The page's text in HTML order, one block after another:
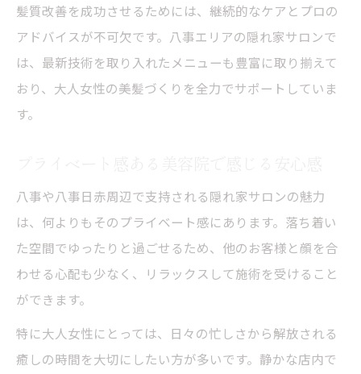
髪質改善を成功させるためには、継続的なケアとプロの
アドバイスが不可欠です。八事エリアの隠れ家サロンで
は、最新技術を取り入れたメニューも豊富に取り揃えて
おり、大人女性の美髪づくりを全力でサポートしていま
す。
八事や八事日赤周辺で支持される隠れ家サロンの魅力
は、何よりもそのプライベート感にあります。落ち着い
た空間でゆったりと過ごせるため、他のお客様と顔を合
わせる心配も少なく、リラックスして施術を受けること
ができます。
特に大人女性にとっては、日々の忙しさから解放される
癒しの時間を大切にしたい方が多いです。静かな店内で